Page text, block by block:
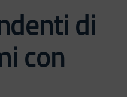
di
con